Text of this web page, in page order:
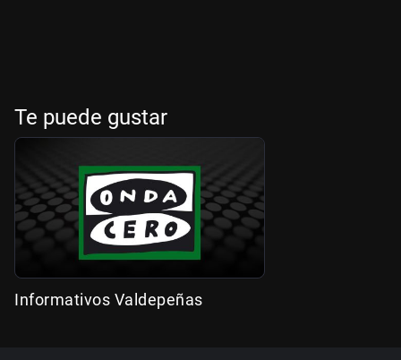
Te puede gustar
Informativos Valdepeñas